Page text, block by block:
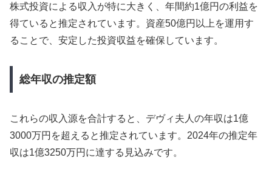
株式投資による収入が特に大きく、年間約1億円の利益を
得ていると推定されています。資産50億円以上を運用す
ることで、安定した投資収益を確保しています。
総年収の推定額
これらの収入源を合計すると、デヴィ夫人の年収は1億
3000万円を超えると推定されています。2024年の推定年
収は1億3250万円に達する見込みです。